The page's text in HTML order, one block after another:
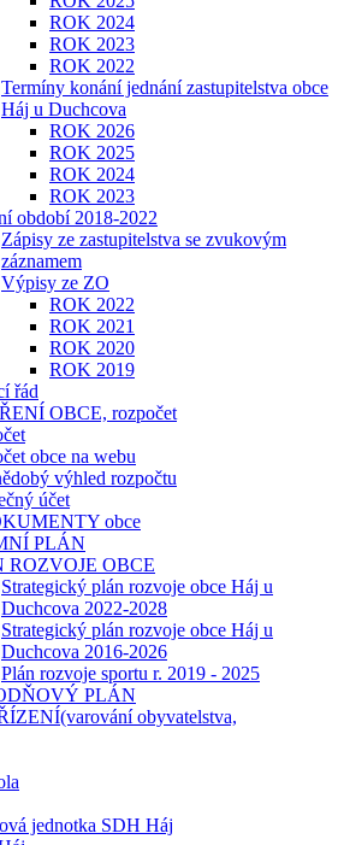
ROK 2024
ROK 2023
​​​​​ROK 2022
Termíny konání jednání zastupitelstva obce
Háj u Duchcova
ROK 2026
ROK 2025
ROK 2024
ROK 2023
období 2018-2022
Zápisy ze zastupitelstva se zvukovým
záznamem
Výpisy ze ZO
ROK 2022
ROK 2021
ROK 2020
ROK 2019
řád
OBCE, rozpočet
obce na webu
výhled rozpočtu
účet
obce
PLÁN
ROZVOJE OBCE
Strategický plán rozvoje obce Háj u
Duchcova 2022-2028
Strategický plán rozvoje obce Háj u
Duchcova 2016-2026
Plán rozvoje sportu r. 2019 - 2025
PLÁN
obyvatelstva,
jednotka SDH Háj